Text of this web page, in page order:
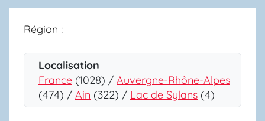
Région :
Localisation
France (1028) / Auvergne-Rhône-Alpes
(474) / Ain (322) / Lac de Sylans (4)